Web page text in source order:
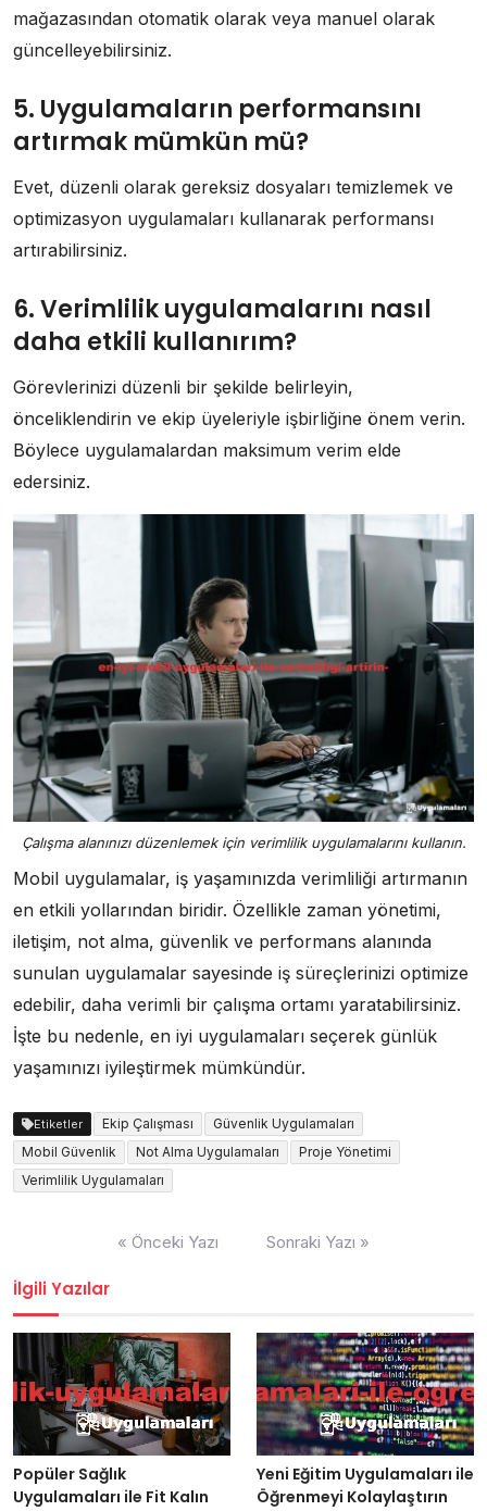
mağazasından otomatik olarak veya manuel olarak
güncelleyebilirsiniz.
5. Uygulamaların performansını
artırmak mümkün mü?
Evet, düzenli olarak gereksiz dosyaları temizlemek ve
optimizasyon uygulamaları kullanarak performansı
artırabilirsiniz.
6. Verimlilik uygulamalarını nasıl
daha etkili kullanırım?
Görevlerinizi düzenli bir şekilde belirleyin,
önceliklendirin ve ekip üyeleriyle işbirliğine önem verin.
Böylece uygulamalardan maksimum verim elde
edersiniz.
Çalışma alanınızı düzenlemek için verimlilik uygulamalarını kullanın.
Mobil uygulamalar, iş yaşamınızda verimliliği artırmanın
en etkili yollarından biridir. Özellikle zaman yönetimi,
iletişim, not alma, güvenlik ve performans alanında
sunulan uygulamalar sayesinde iş süreçlerinizi optimize
edebilir, daha verimli bir çalışma ortamı yaratabilirsiniz.
İşte bu nedenle, en iyi uygulamaları seçerek günlük
yaşamınızı iyileştirmek mümkündür.
Etiketler Ekip Çalışması
Güvenlik Uygulamaları
Mobil Güvenlik
Not Alma Uygulamaları
Proje Yönetimi
Verimlilik Uygulamaları
« Önceki Yazı Sonraki Yazı »
İlgili Yazılar
Popüler Sağlık
Uygulamaları ile Fit Kalın
Yeni Eğitim Uygulamaları ile
Öğrenmeyi Kolaylaştırın